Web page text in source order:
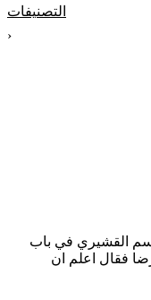
التصنيفات
‹
القشيري في باب
فقال اعلم ان